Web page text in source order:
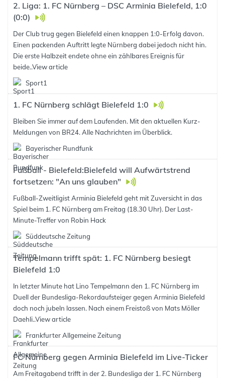
2. Liga: 1. FC Nürnberg – DSC Arminia Bielefeld, 1:0
(0:0)
Der Club trug gegen Bielefeld einen knappen 1:0-Erfolg davon.
Einen packenden Auftritt legte Nürnberg dabei jedoch nicht hin.
Die erste Halbzeit endete ohne ein zählbares Ereignis für
beide..View article
Sport1
1. FC Nürnberg schlägt Bielefeld 1:0
Bleiben Sie immer auf dem Laufenden. Mit den aktuellen Kurz-
Meldungen von BR24. Alle Nachrichten im Überblick.
Bayerischer Rundfunk
Fußball - Bielefeld:Bielefeld will Aufwärtstrend
fortsetzen: "An uns glauben"
Fußball-Zweitligist Arminia Bielefeld geht mit Zuversicht in das
Spiel beim 1. FC Nürnberg am Freitag (18.30 Uhr). Der Last-
Minute-Treffer von Robin Hack
Süddeutsche Zeitung
Tempelmann trifft spät: 1. FC Nürnberg besiegt
Bielefeld 1:0
In letzter Minute hat Lino Tempelmann den 1. FC Nürnberg im
Duell der Bundesliga-Rekordaufsteiger gegen Arminia Bielefeld
doch noch jubeln lassen. Nach einem Freistoß von Mats Möller
Daehli..View article
Frankfurter Allgemeine Zeitung
FC Nürnberg gegen Arminia Bielefeld im Live-Ticker
Am Freitagabend trifft in der 2. Bundesliga der 1. FC Nürnberg